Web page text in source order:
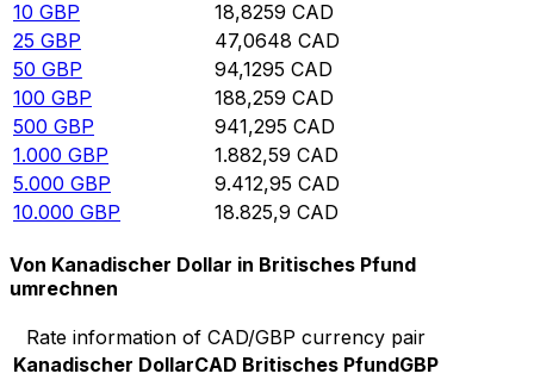
10 GBP 18,8259 CAD
25 GBP 47,0648 CAD
50 GBP 94,1295 CAD
100 GBP 188,259 CAD
500 GBP 941,295 CAD
1.000 GBP 1.882,59 CAD
5.000 GBP 9.412,95 CAD
10.000 GBP 18.825,9 CAD
Von Kanadischer Dollar in Britisches Pfund
umrechnen
Rate information of CAD/GBP currency pair
Kanadischer DollarCAD Britisches PfundGBP